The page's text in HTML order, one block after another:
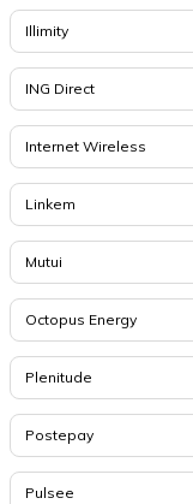
Illimity
ING Direct
Internet Wireless
Linkem
Mutui
Octopus Energy
Plenitude
Postepay
Pulsee